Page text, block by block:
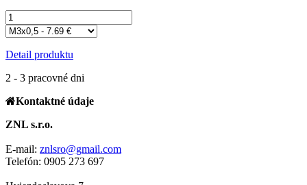
Detail produktu
2 - 3 pracovné dni
Kontaktné údaje
ZNL s.r.o.
E-mail: znlsro@gmail.com
Telefón: 0905 273 697